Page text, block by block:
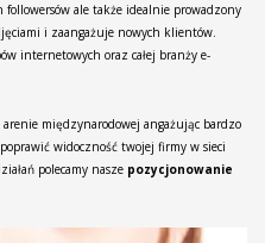
ale także idealnie prowadzony
i zaangażuje nowych klientów.
internetowych oraz całej branży e-
międzynarodowej angażując bardzo
widoczność twojej firmy w sieci
polecamy nasze pozycjonowanie